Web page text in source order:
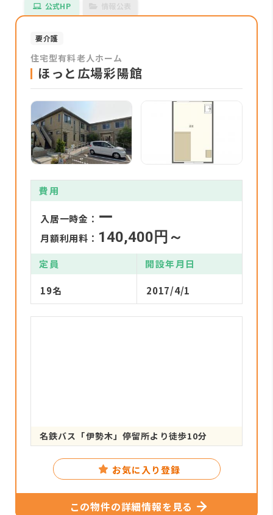
公式HP
要介護
住宅型有料老人ホーム
ほっと広場彩陽館
費用
入居一時金： ー
月額利用料： 140,400円～
定員 開設年月日
19名 2017/4/1
名鉄バス「伊勢木」停留所より徒歩10分
お気に入り登録
この物件の詳細情報を見る